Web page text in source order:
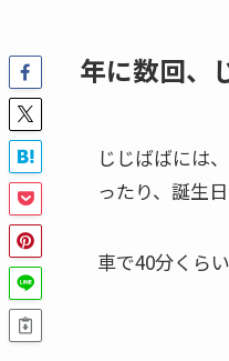
年に数回、
じじばばには
ったり、誕生
車で40分くら